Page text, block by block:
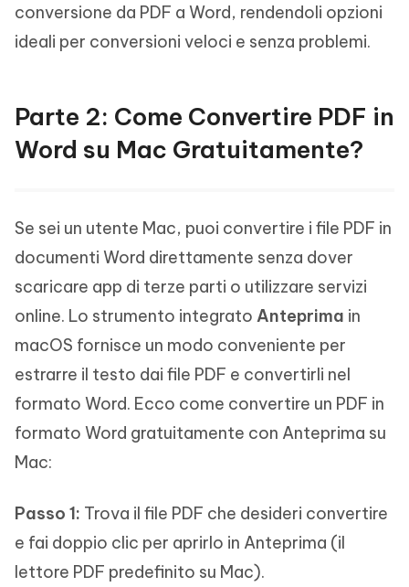
conversione da PDF a Word, rendendoli opzioni
ideali per conversioni veloci e senza problemi.
Parte 2: Come Convertire PDF in
Word su Mac Gratuitamente?
Se sei un utente Mac, puoi convertire i file PDF in
documenti Word direttamente senza dover
scaricare app di terze parti o utilizzare servizi
online. Lo strumento integrato Anteprima in
macOS fornisce un modo conveniente per
estrarre il testo dai file PDF e convertirli nel
formato Word. Ecco come convertire un PDF in
formato Word gratuitamente con Anteprima su
Mac:
Passo 1: Trova il file PDF che desideri convertire
e fai doppio clic per aprirlo in Anteprima (il
lettore PDF predefinito su Mac).